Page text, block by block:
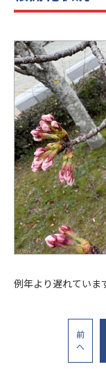
例年より遅れていま
前
へ